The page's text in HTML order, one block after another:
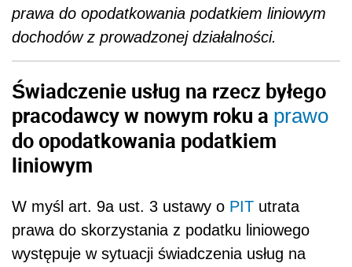
prawa do opodatkowania podatkiem liniowym
dochodów z prowadzonej działalności.
Świadczenie usług na rzecz byłego
pracodawcy w nowym roku a prawo
do opodatkowania podatkiem
liniowym
W myśl art. 9a ust. 3 ustawy o PIT utrata
prawa do skorzystania z podatku liniowego
występuje w sytuacji świadczenia usług na